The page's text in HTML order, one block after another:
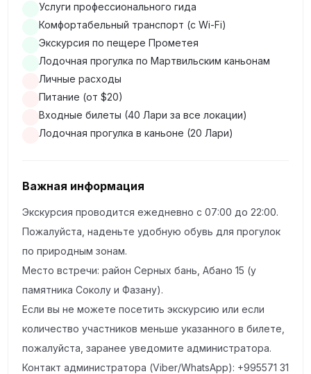
Пещера Прометея — первая остановка — пещера
Прометея, одна из самых впечатляющих природных
достопримечательностей Грузии. Расположенная
недалеко от города Кутаиси, пещера является
настоящим подземным чудом. Вы сможете
прогуляться по пещере, полюбоваться её
сталактитами и сталагмитами, а также насладиться
живописными подземными озёрами. Экскурсия
образований и возможность прокатиться на лодке по
атмосферу.
Центр Кутаиси (15 минут) — после посещения
пещеры Прометея мы сделаем короткую остановку
в центре Кутаиси. У вас будет 15 минут, чтобы
прогуляться по улицам города, сфотографироваться
или проникнуться атмосферой одного из старейших
городов Грузии.
Услуги профессионального гида
Комфортабельный транспорт (с Wi-Fi)
Экскурсия по пещере Прометея
Лодочная прогулка по Мартвильским каньонам
Личные расходы
Питание (от $20)
Входные билеты (40 Лари за все локации)
Лодочная прогулка в каньоне (20 Лари)
Важная информация
Экскурсия проводится ежедневно с 07:00 до 22:00.
Пожалуйста, наденьте удобную обувь для прогулок
по природным зонам.
Место встречи: район Серных бань, Абано 15 (у
памятника Соколу и Фазану).
Если вы не можете посетить экскурсию или если
количество участников меньше указанного в билете,
пожалуйста, заранее уведомите администратора.
Контакт администратора (Viber/WhatsApp): +995571 31